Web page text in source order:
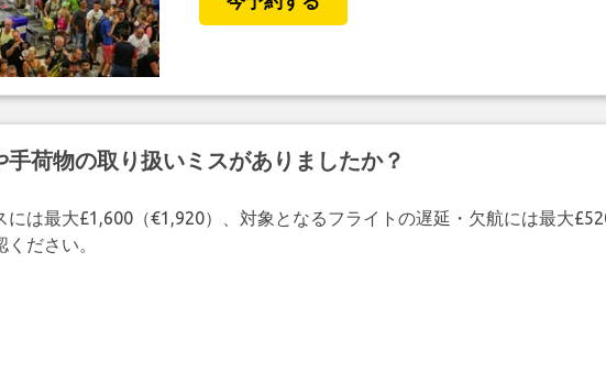
手荷物の取り扱いミスがありましたか？
には最大£1,600（€1,920）、対象となるフライトの遅延・欠航には最大
ださい。